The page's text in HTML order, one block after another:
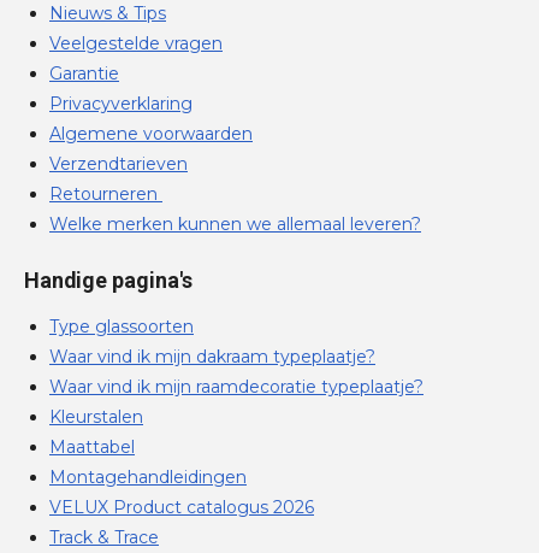
Nieuws & Tips
Veelgestelde vragen
Garantie
Privacyverklaring
Algemene voorwaarden
Verzendtarieven
Retourneren
Welke merken kunnen we allemaal leveren?
Handige pagina's
Type glassoorten
Waar vind ik mijn dakraam typeplaatje?
Waar vind ik mijn raamdecoratie typeplaatje?
Kleurstalen
Maattabel
Montagehandleidingen
VELUX Product catalogus 2026
Track & Trace